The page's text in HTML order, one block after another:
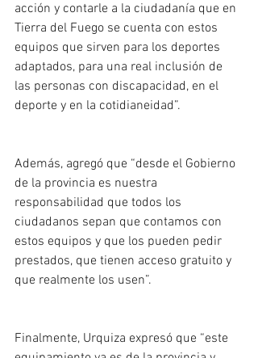
acción y contarle a la ciudadanía que en
Tierra del Fuego se cuenta con estos
equipos que sirven para los deportes
adaptados, para una real inclusión de
las personas con discapacidad, en el
deporte y en la cotidianeidad”.
Además, agregó que “desde el Gobierno
de la provincia es nuestra
responsabilidad que todos los
ciudadanos sepan que contamos con
estos equipos y que los pueden pedir
prestados, que tienen acceso gratuito y
que realmente los usen”.
Finalmente, Urquiza expresó que “este